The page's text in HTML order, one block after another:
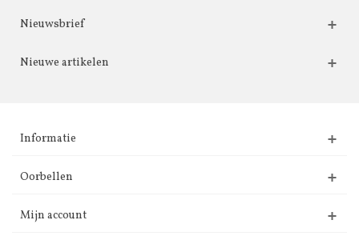
Nieuwsbrief
Nieuwe artikelen
Informatie
Oorbellen
Mijn account